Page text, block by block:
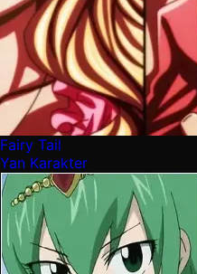
Fairy Tail
Yan Karakter